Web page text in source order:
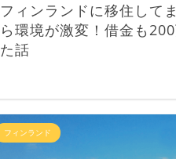
フィンランドに移住して
ら環境が激変！借金も
た話
フィンランド